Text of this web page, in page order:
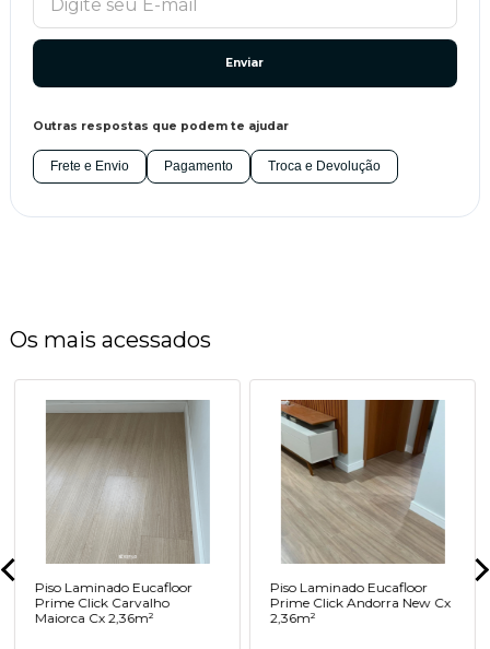
Enviar
Outras respostas que podem te ajudar
Frete e Envio Pagamento Troca e Devolução
Os mais acessados
Piso Laminado Eucafloor
Prime Click Carvalho
Maiorca Cx 2,36m²
Piso Laminado Eucafloor
Prime Click Andorra New Cx
2,36m²